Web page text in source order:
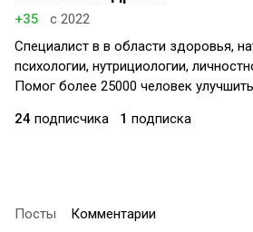
+35
с 2022
Специалист в в области здоровья,
психологии, нутрициологии,
Помог более 25000 человек
24 подписчика 1 подписка
Посты Комментарии